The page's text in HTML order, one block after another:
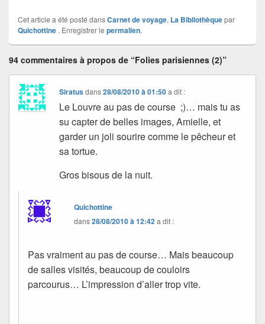
Cet article a été posté dansCarnet de voyage, La Bibliothèquepar
Quichottine . Enregistrer le permalien.
94 commentaires à propos de “Folies parisiennes (2)”
Siratusdans28/08/2010 à 01:50 a dit :
Le Louvre au pas de course ;)… mais tu as
su capter de belles images, Amielle, et
garder un joli sourire comme le pêcheur et
sa tortue.
Gros bisous de la nuit.
Quichottine
dans28/08/2010 à 12:42a dit :
Pas vraiment au pas de course… Mais beaucoup
de salles visités, beaucoup de couloirs
parcourus… L’impression d’aller trop vite.